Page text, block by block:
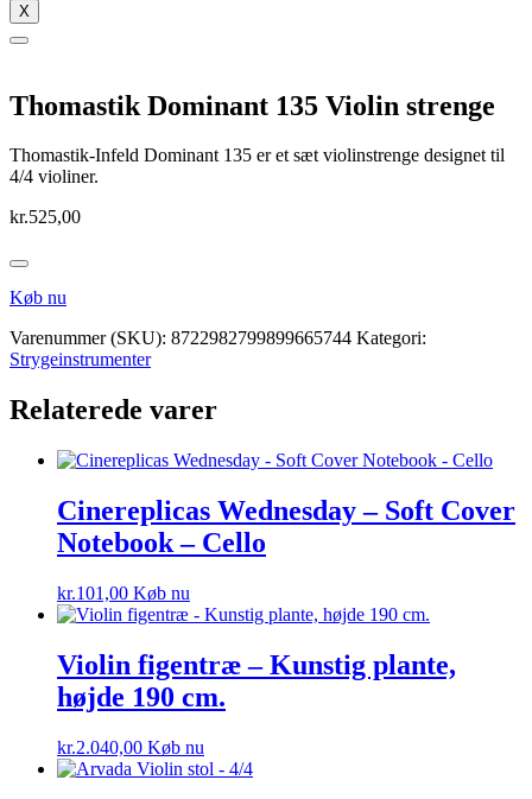
X
Thomastik Dominant 135 Violin strenge
Thomastik-Infeld Dominant 135 er et sæt violinstrenge designet til
4/4 violiner.
kr.525,00
Køb nu
Varenummer (SKU): 8722982799899665744 Kategori:
Strygeinstrumenter
Relaterede varer
Cinereplicas Wednesday – Soft Cover
Notebook – Cello
kr.101,00 Køb nu
Violin figentræ – Kunstig plante,
højde 190 cm.
kr.2.040,00 Køb nu